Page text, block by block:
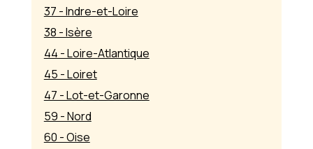
37 - Indre-et-Loire
38 - Isère
44 - Loire-Atlantique
45 - Loiret
47 - Lot-et-Garonne
59 - Nord
60 - Oise